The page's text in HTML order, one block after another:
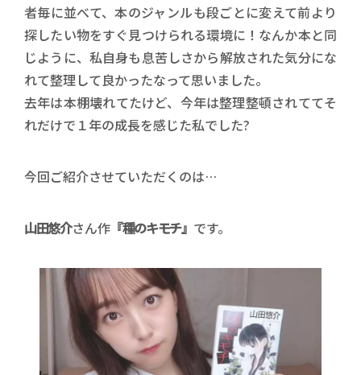
者毎に並べて、本のジャンルも段ごとに変えて前より
探したい物をすぐ見つけられる環境に！なんか本と同
じように、私自身も息苦しさから解放された気分にな
れて整理して良かったなって思いました。
去年は本棚壊れてたけど、今年は整理整頓されててそ
れだけで１年の成長を感じた私でした?
今回ご紹介させていただくのは…
山田悠介さん作『種のキモチ』 です。